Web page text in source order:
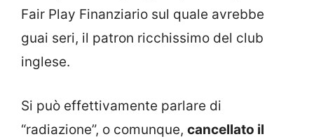
Fair Play Finanziario sul quale avrebbe
guai seri, il patron ricchissimo del club
inglese.
Si può effettivamente parlare di
“radiazione”, o comunque, cancellato il